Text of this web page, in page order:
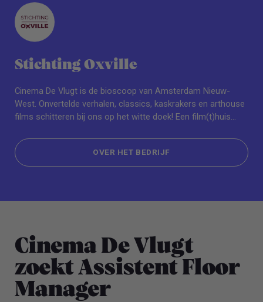
Stichting Oxville
Cinema De Vlugt is de bioscoop van Amsterdam Nieuw-
West. Onvertelde verhalen, classics, kaskrakers en arthouse
films schitteren bij ons op het witte doek! Een film(t)huis
Op steenworp afstand van Plein ’40-’45 geniet je dagelijks
van een actueel filmaanbod op maat.
OVER HET BEDRIJF
Cinema De Vlugt
zoekt Assistent Floor
Manager